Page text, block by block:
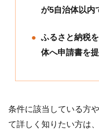
が5自治体以内
ふるさと納税
体へ申請書を
条件に該当している方
て詳しく知りたい方は